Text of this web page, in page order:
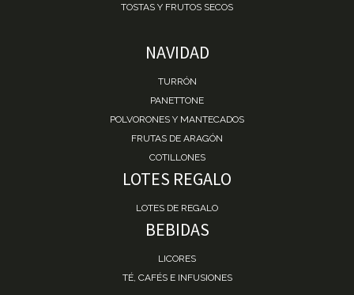
TOSTAS Y FRUTOS SECOS
NAVIDAD
TURRÓN
PANETTONE
POLVORONES Y MANTECADOS
FRUTAS DE ARAGÓN
COTILLONES
LOTES REGALO
LOTES DE REGALO
BEBIDAS
LICORES
TÉ, CAFÉS E INFUSIONES